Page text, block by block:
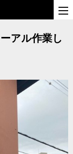
アル作業し